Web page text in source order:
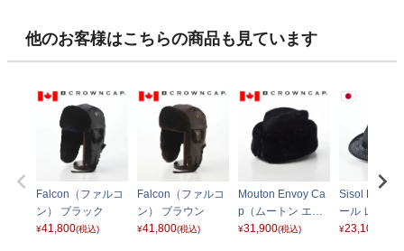
他のお客様はこちらの商品も見ています
Falcon（ファルコ
ン） ブラック
¥41,800(税込)
Falcon（ファルコ
ン） ブラウン
¥41,800(税込)
Mouton Envoy Ca
p（ムートン エン
ボイキャップ）ブ
¥31,900(税込)
Sisol Lace（
ール レース
ック
¥23,100